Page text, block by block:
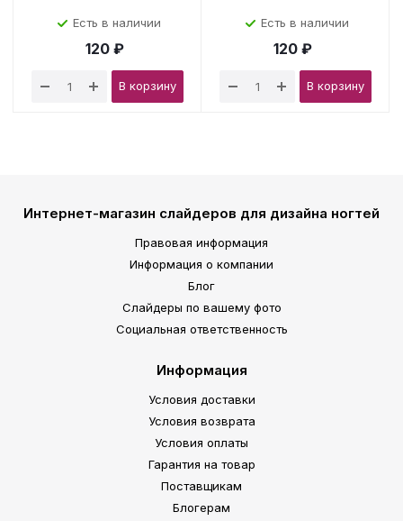
Есть в наличии
120 ₽
В корзину
Есть в наличии
120 ₽
В корзину
Интернет-магазин слайдеров для дизайна ногтей
Правовая информация
Информация о компании
Блог
Слайдеры по вашему фото
Социальная ответственность
Информация
Условия доставки
Условия возврата
Условия оплаты
Гарантия на товар
Поставщикам
Блогерам